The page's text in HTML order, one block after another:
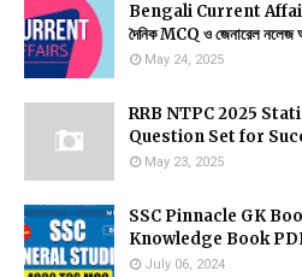
Bengali Current
দৈনিক MCQ ও জেনারেল নলেজ
May 24, 2025
RRB NTPC 2025
Question Set for
May 23, 2025
SSC Pinnacle GK
Knowledge Book
July 06, 2024